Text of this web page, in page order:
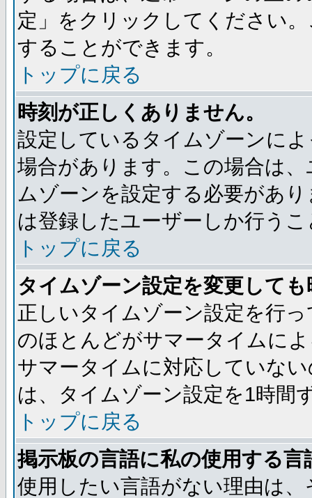
定」をクリックしてください
することができます。
トップに戻る
時刻が正しくありません。
設定しているタイムゾーンに
場合があります。この場合は
ムゾーンを設定する必要があ
は登録したユーザーしか行う
トップに戻る
タイムゾーン設定を変更して
正しいタイムゾーン設定を行
のほとんどがサマータイムに
サマータイムに対応していな
は、タイムゾーン設定を1時間
トップに戻る
掲示板の言語に私の使用する
使用したい言語がない理由は